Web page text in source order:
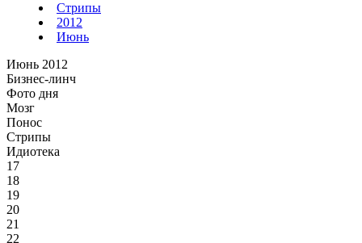
Стрипы
2012
Июнь
Июнь 2012
Бизнес-линч
Фото дня
Мозг
Понос
Стрипы
Идиотека
17
18
19
20
21
22